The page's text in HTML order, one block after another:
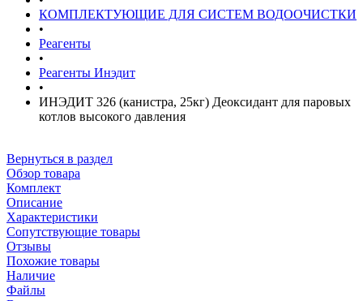
КОМПЛЕКТУЮЩИЕ ДЛЯ СИСТЕМ ВОДООЧИСТКИ
•
Реагенты
•
Реагенты Инэдит
•
ИНЭДИТ 326 (канистра, 25кг) Деоксидант для паровых
котлов высокого давления
Вернуться в раздел
Обзор товара
Комплект
Описание
Характеристики
Сопутствующие товары
Отзывы
Похожие товары
Наличие
Файлы